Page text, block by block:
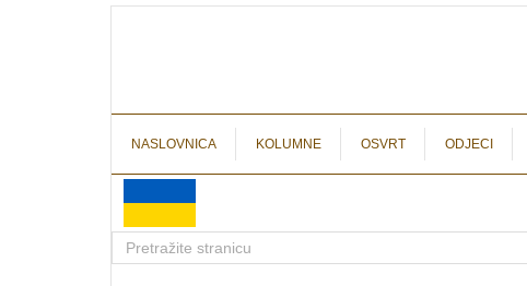
NASLOVNICA KOLUMNE OSVRT ODJECI